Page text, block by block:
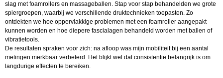
slag met foamrollers en massageballen. Stap voor stap behandelden we grote
spiergroepen, waarbij we verschillende druktechnieken toepasten. Zo
ontdekten we hoe oppervlakkige problemen met een foamroller aangepakt
kunnen worden en hoe diepere fascialagen behandeld worden met ballen of
vibratietools.
De resultaten spraken voor zich: na afloop was mijn mobiliteit bij een aantal
metingen merkbaar verbeterd. Het blijkt wel dat consistentie belangrijk is om
langdurige effecten te bereiken.